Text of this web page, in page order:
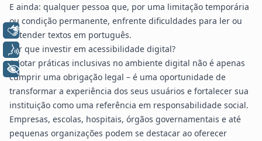
E ainda: qualquer pessoa que, por uma limitação temporária
ou condição permanente, enfrente dificuldades para ler ou
entender textos em português.
Por que investir em acessibilidade digital?
Adotar práticas inclusivas no ambiente digital não é apenas
cumprir uma obrigação legal – é uma oportunidade de
transformar a experiência dos seus usuários e fortalecer sua
instituição como uma referência em responsabilidade social.
Empresas, escolas, hospitais, órgãos governamentais e até
pequenas organizações podem se destacar ao oferecer
Libras
Voz
+ Acessibilidade